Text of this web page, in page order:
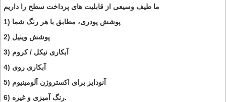
ما طیف وسیعی از قابلیت های پرداخت سطح را داریم
1) پوشش پودری، مطابق با هر رنگ شما
2) پوشش وینیل
3) آبکاری نیکل / کروم
4) آبکاری روی
5) آنودایز برای اکستروژن آلومینیوم
6) رنگ آمیزی و غیره.